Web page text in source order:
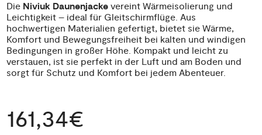
Die Niviuk Daunenjacke vereint Wärmeisolierung und
Leichtigkeit – ideal für Gleitschirmflüge. Aus
hochwertigen Materialien gefertigt, bietet sie Wärme,
Komfort und Bewegungsfreiheit bei kalten und windigen
Bedingungen in großer Höhe. Kompakt und leicht zu
verstauen, ist sie perfekt in der Luft und am Boden und
sorgt für Schutz und Komfort bei jedem Abenteuer.
161,34€